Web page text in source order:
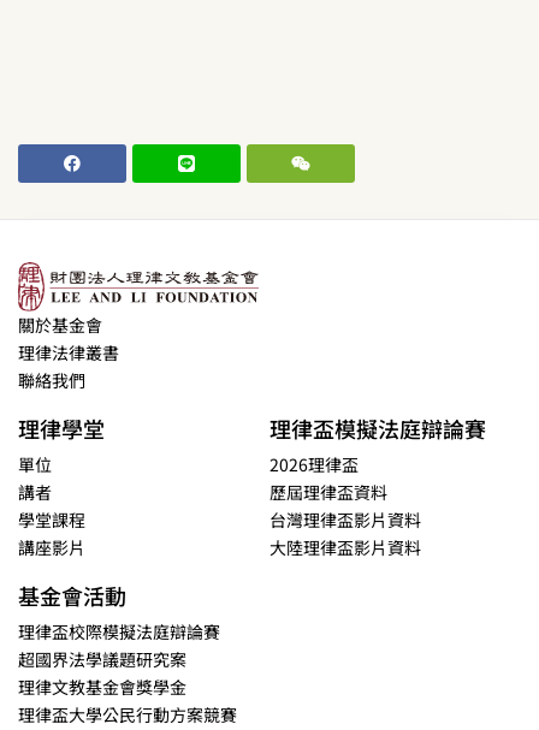
關於基金會
理律法律叢書
聯絡我們
理律學堂
單位
講者
學堂課程
講座影片
理律盃模擬法庭辯論賽
2026理律盃
歷屆理律盃資料
台灣理律盃影片資料
大陸理律盃影片資料
基金會活動
理律盃校際模擬法庭辯論賽
超國界法學議題研究案
理律文教基金會獎學金
理律盃大學公民行動方案競賽